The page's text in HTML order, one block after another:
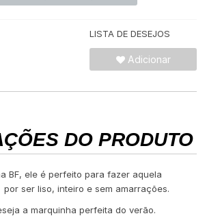
LISTA DE DESEJOS
Adicionar
DO PRODUTO
BF, ele é perfeito para fazer aquela
ser liso, inteiro e sem amarrações.
a marquinha perfeita do verão.